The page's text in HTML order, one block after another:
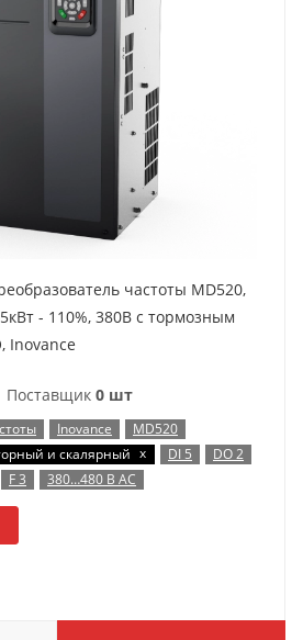
частоты MD520,
- 110%, 380В с тормозным
Inovance
Поставщик 0 шт
Inovance
MD520
и скалярный x DI 5
DO 2
F 3 380…480 В AC